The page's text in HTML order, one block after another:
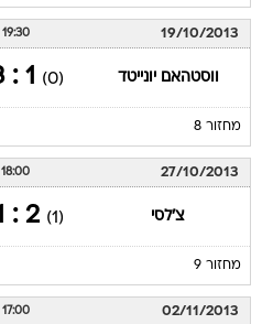
19/10/2013
19:30
ווסטהאם יונייטד (0)
1 : 3
מחזור 8
27/10/2013
18:00
צ'לסי (1)
2 : 1
מחזור 9
02/11/2013
17:00